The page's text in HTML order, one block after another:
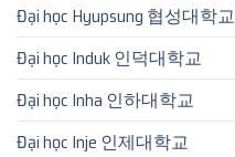
Đại học Hyupsung 협성대학교
Đại học Induk 인덕대학교
Đại học Inha 인하대학교
Đại học Inje 인제대학교